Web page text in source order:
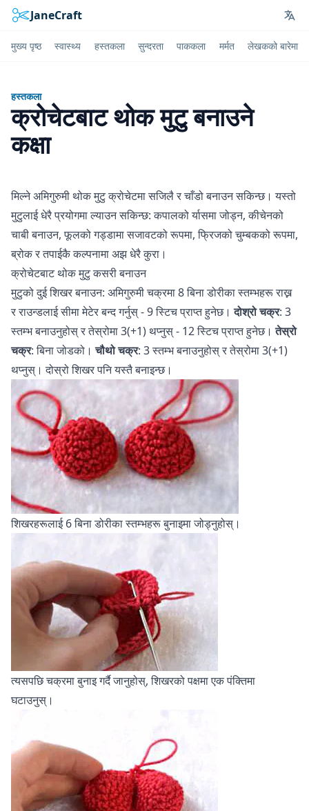
JaneCraft
मुख्य पृष्ठ स्वास्थ्य हस्तकला सुन्दरता पाककला मर्मत लेखकको बारेमा
हस्तकला
क्रोचेटबाट थोक मुटु बनाउने
कक्षा
मिल्ने अमिगुरुमी थोक मुटु क्रोचेटमा सजिलै र चाँडो बनाउन सकिन्छ। यस्तो
मुटुलाई धेरै प्रयोगमा ल्याउन सकिन्छ: कपालको र्यासमा जोड्न, कीचेनको
चाबी बनाउन, फूलको गड्‍डामा सजावटको रूपमा, फ्रिजको चुम्बकको रूपमा,
ब्रोक र तपाईकै कल्पनामा अझ धेरै कुरा।
क्रोचेटबाट थोक मुटु कसरी बनाउन
मुटुको दुई शिखर बनाउन: अमिगुरुमी चक्रमा 8 बिना डोरीका स्तम्भहरू राख्न
र राउन्डलाई सीमा मेटेर बन्द गर्नुस् - 9 स्टिच प्राप्त हुनेछ।दोश्रो चक्र: 3
स्तम्भ बनाउनुहोस् र तेस्रोमा 3(+1) थप्नुस् - 12 स्टिच प्राप्त हुनेछ।तेस्रो
चक्र: बिना जोडको।चौथो चक्र: 3 स्तम्भ बनाउनुहोस् र तेस्रोमा 3(+1)
थप्नुस्। दोस्रो शिखर पनि यस्तै बनाइन्छ।
शिखरहरूलाई 6 बिना डोरीका स्तम्भहरू बुनाइमा जोड्नुहोस्।
त्यसपछि चक्रमा बुनाइ गर्दै जानुहोस्, शिखरको पक्षमा एक पंक्तिमा
घटाउनुस्।